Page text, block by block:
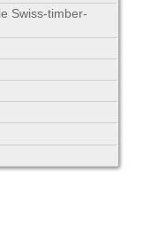
Swiss-timber-